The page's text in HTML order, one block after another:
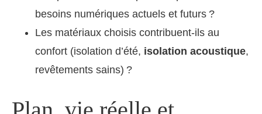
besoins numériques actuels et futurs ?
Les matériaux choisis contribuent-ils au
confort (isolation d’été, isolation acoustique,
revêtements sains) ?